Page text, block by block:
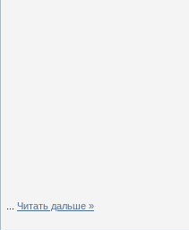
Читать дальше »